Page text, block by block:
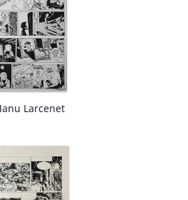
Larcenet